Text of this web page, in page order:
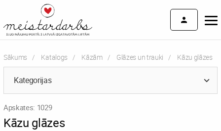
Sākums Katalogs Kāzām Glāzes un trauki Current:
Kāzu glāzes
Kategorijas
Apskates: 1029
Kāzu glāzes